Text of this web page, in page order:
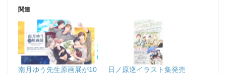
関連
南月ゆう先生原画展が10
日ノ原巡イラスト集発売